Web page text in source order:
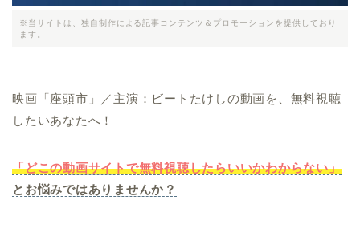
※当サイトは、独自制作による記事コンテンツ＆プロモーションを提供しており
ます。
映画「座頭市」／主演：ビートたけしの動画を、無料視聴
したいあなたへ！
「どこの動画サイトで無料視聴したらいいかわからない」
とお悩みではありませんか？